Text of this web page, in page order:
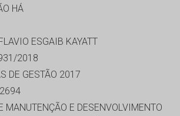
HÁ
ESGAIB KAYATT
2018
DE GESTÃO 2017
MANUTENÇÃO E DESENVOLVIMENTO